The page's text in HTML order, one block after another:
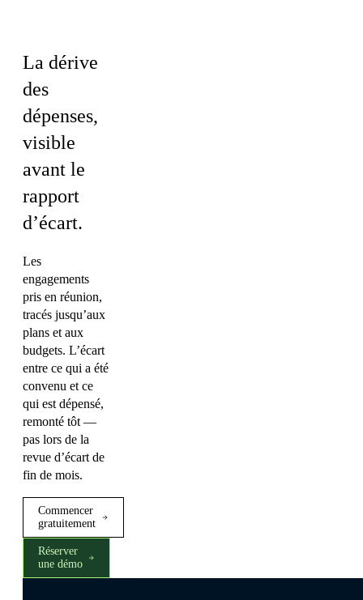
La dérive
des
dépenses,
visible
avant le
rapport
d’écart.
Les
engagements
pris en réunion,
tracés jusqu’aux
plans et aux
budgets. L’écart
entre ce qui a été
convenu et ce
qui est dépensé,
remonté tôt —
pas lors de la
revue d’écart de
fin de mois.
Commencer
gratuitement
Réserver
une démo